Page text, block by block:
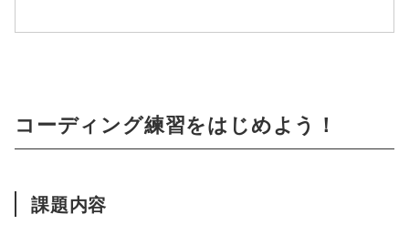
コーディング練習をはじめよう！
課題内容